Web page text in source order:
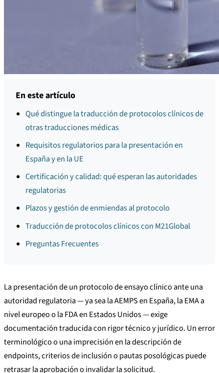
En este artículo
Qué distingue la traducción de protocolos clínicos de
otras traducciones médicas
Requisitos regulatorios para la presentación en
España y en la UE
Certificación y calidad: qué esperan las autoridades
regulatorias
Plazos y gestión de enmiendas al protocolo
Traducción de protocolos clínicos con M21Global
Preguntas Frecuentes
La presentación de un protocolo de ensayo clínico ante una
autoridad regulatoria — ya sea la AEMPS en España, la EMA a
nivel europeo o la FDA en Estados Unidos — exige
documentación traducida con rigor técnico y jurídico. Un error
terminológico o una imprecisión en la descripción de
endpoints, criterios de inclusión o pautas posológicas puede
retrasar la aprobación o invalidar la solicitud.